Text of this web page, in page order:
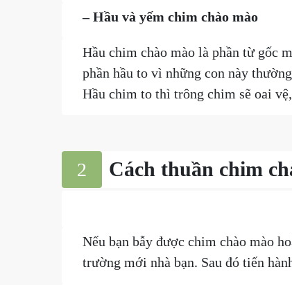
– Hầu và yếm chim chào mào
Hầu chim chào mào là phần từ gốc
phần hầu to vì những con này
Hầu chim to thì trông chim sẽ oai
2 Cách thuần chim
Nếu bạn bẫy được chim chào mào
trường mới nhà bạn. Sau đó tiến